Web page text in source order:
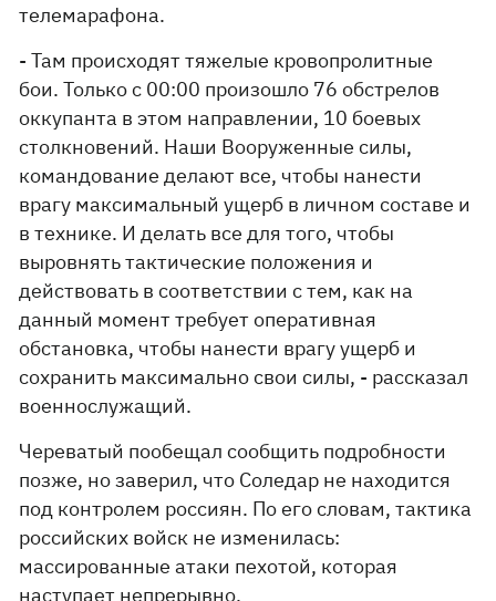
телемарафона.
- Там происходят тяжелые кровопролитные
бои. Только с 00:00 произошло 76 обстрелов
оккупанта в этом направлении, 10 боевых
столкновений. Наши Вооруженные силы,
командование делают все, чтобы нанести
врагу максимальный ущерб в личном составе и
в технике. И делать все для того, чтобы
выровнять тактические положения и
действовать в соответствии с тем, как на
данный момент требует оперативная
обстановка, чтобы нанести врагу ущерб и
сохранить максимально свои силы, - рассказал
военнослужащий.
Череватый пообещал сообщить подробности
позже, но заверил, что Соледар не находится
под контролем россиян. По его словам, тактика
российских войск не изменилась:
массированные атаки пехотой, которая
наступает непрерывно.